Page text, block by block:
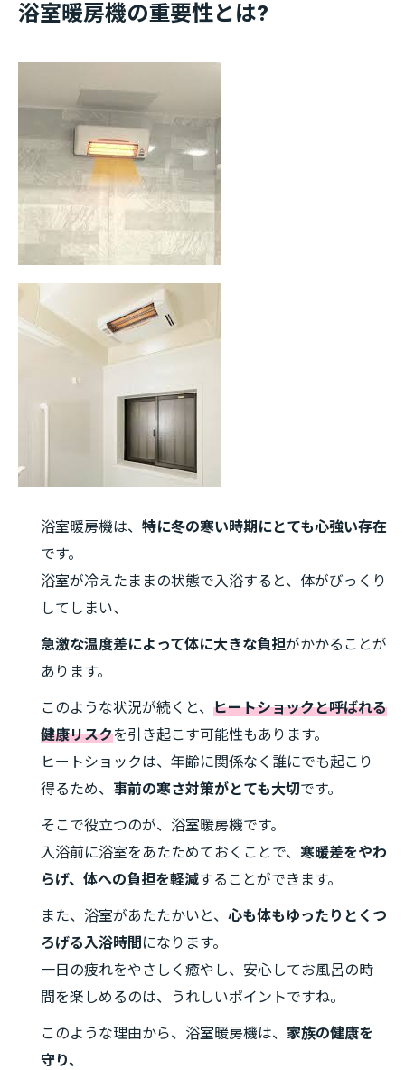
浴室暖房機の重要性とは?
浴室暖房機は、 特に冬の寒い時期にとても心強い存在
です。
浴室が冷えたままの状態で入浴すると、体がびっくり
してしまい、
急激な温度差によって体に大きな負担がかかることが
あります。
このような状況が続くと、 ヒートショックと呼ばれる
健康リスクを引き起こす可能性もあります。
ヒートショックは、年齢に関係なく誰にでも起こり
得るため、 事前の寒さ対策がとても大切です。
そこで役立つのが、浴室暖房機です。
入浴前に浴室をあたためておくことで、 寒暖差をやわ
らげ、体への負担を軽減することができます。
また、浴室があたたかいと、 心も体もゆったりとくつ
ろげる入浴時間になります。
一日の疲れをやさしく癒やし、安心してお風呂の時
間を楽しめるのは、うれしいポイントですね。
このような理由から、浴室暖房機は、 家族の健康を
守り、